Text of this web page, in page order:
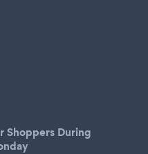
Shoppers During